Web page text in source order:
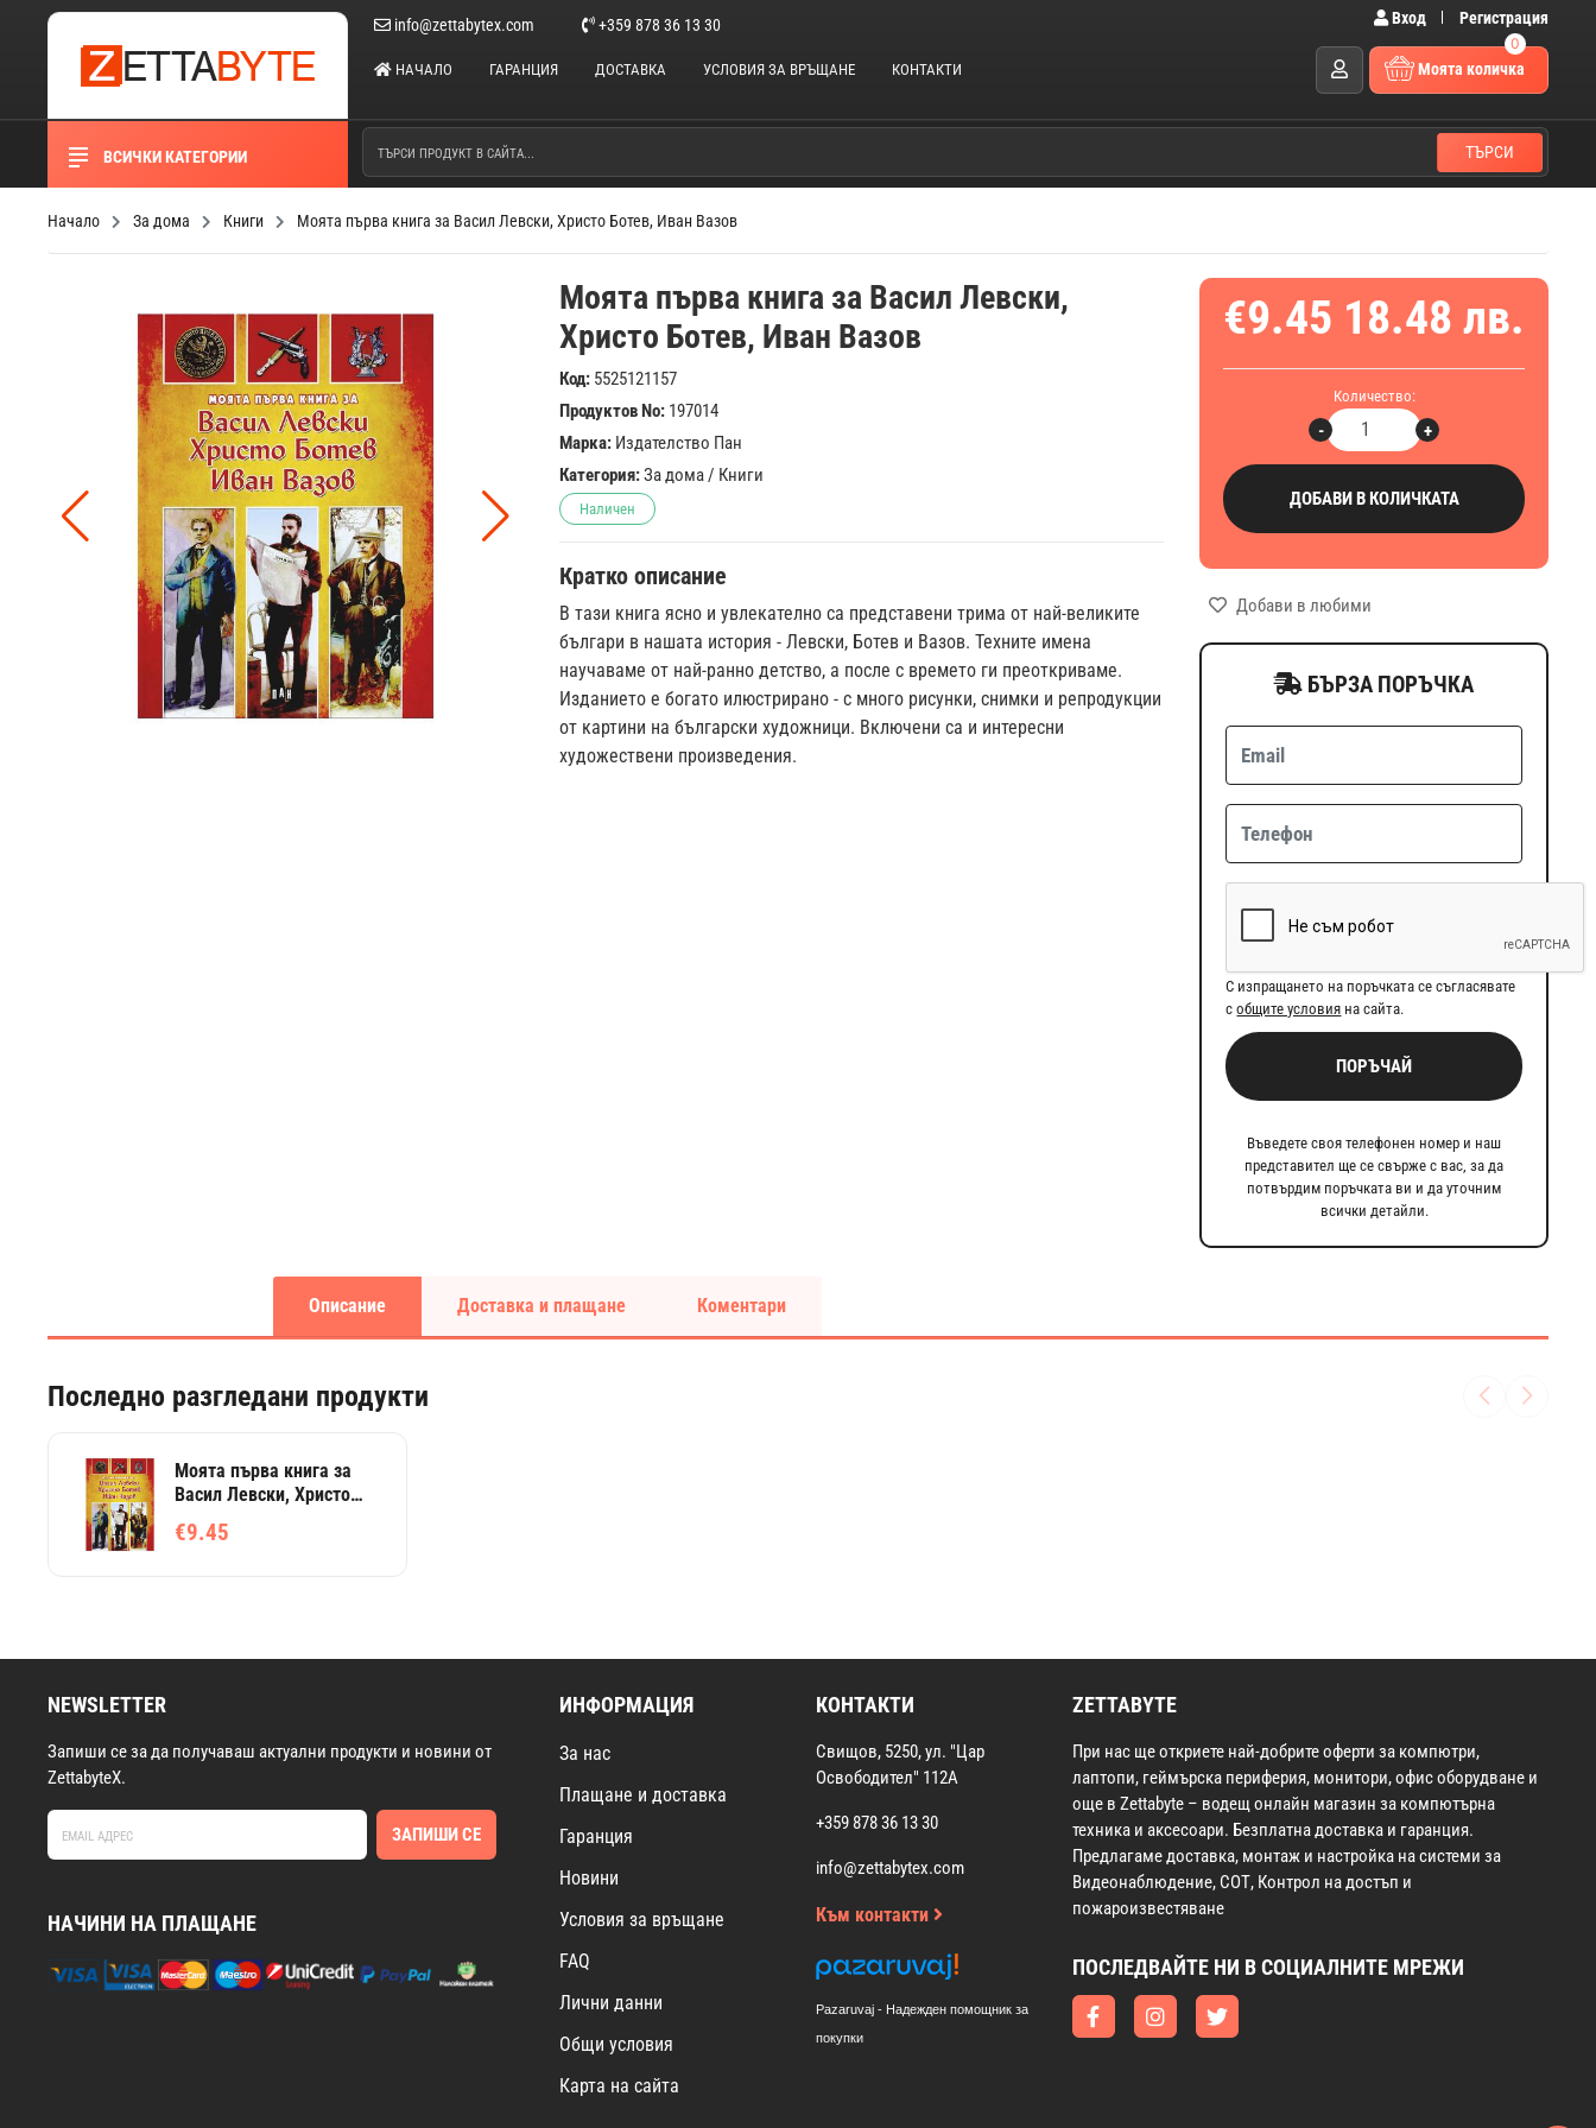
info@zettabytex.com +359 878 36 13 30 Вход Регистрация
НАЧАЛО ГАРАНЦИЯ ДОСТАВКА УСЛОВИЯ ЗА ВРЪЩАНЕ КОНТАКТИ
0
Моята количка
ВСИЧКИ КАТЕГОРИИ ТЪРСИ
Начало За дома Книги Моята първа книга за Васил Левски, Христо Ботев, Иван Вазов
Моята първа книга за Васил Левски,
Христо Ботев, Иван Вазов
Код: 5525121157
Продуктов No: 197014
Марка: Издателство Пан
Категория:За дома/ Книги
Наличен
Кратко описание
В тази книга ясно и увлекателно са представени трима от най-великите
българи в нашата история - Левски, Ботев и Вазов. Техните имена
научаваме от най-ранно детство, а после с времето ги преоткриваме.
Изданието е богато илюстрирано - с много рисунки, снимки и репродукции
от картини на български художници. Включени са и интересни
художествени произведения.
€9.45 18.48 лв.
Количество:
+
-
ДОБАВИ В КОЛИЧКАТА
Добави в любими
БЪРЗА ПОРЪЧКА
С изпращането на поръчката се съгласявате
собщите условия на сайта.
ПОРЪЧАЙ
Въведете своя телефонен номер и наш
представител ще се свърже с вас, за да
потвърдим поръчката ви и да уточним
всички детайли.
Описание Доставка и плащане Коментари
Последно разгледани продукти
Моята първа книга за
Васил Левски, Христо
€9.45
NEWSLETTER
Запиши се за да получаваш актуални продукти и новини от
ZettabyteX.
ЗАПИШИ СЕ
НАЧИНИ НА ПЛАЩАНЕ
ИНФОРМАЦИЯ
За нас
Плащане и доставка
Гаранция
Новини
Условия за връщане
FAQ
Лични данни
Общи условия
Карта на сайта
КОНТАКТИ
Свищов, 5250, ул. "Цар
Освободител" 112А
+359 878 36 13 30
info@zettabytex.com
Към контакти
Pazaruvaj - Надежден помощник за
покупки
ZETTABYTE
При нас ще откриете най-добрите оферти за компютри,
лаптопи, геймърска периферия, монитори, офис оборудване и
още в Zettabyte – водещ онлайн магазин за компютърна
техника и аксесоари. Безплатна доставка и гаранция.
Предлагаме доставка, монтаж и настройка на системи за
Видеонаблюдение, СОТ, Контрол на достъп и
пожароизвестяване
ПОСЛЕДВАЙТЕ НИ В СОЦИАЛНИТЕ МРЕЖИ